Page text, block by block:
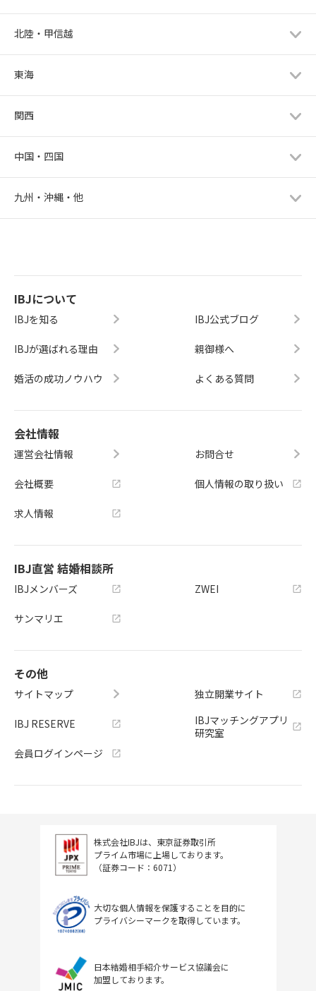
北陸・甲信越
東海
関西
中国・四国
九州・沖縄・他
IBJについて
IBJを知る
IBJが選ばれる理由
婚活の成功ノウハウ
IBJ公式ブログ
親御様へ
よくある質問
会社情報
運営会社情報
会社概要
求人情報
お問合せ
個人情報の取り扱い
IBJ直営 結婚相談所
IBJメンバーズ
サンマリエ
ZWEI
その他
サイトマップ
IBJ RESERVE
会員ログインページ
独立開業サイト
IBJマッチングアプリ
研究室
株式会社IBJは、東京証券取引所
プライム市場に上場しております。
（証券コード：6071）
大切な個人情報を保護することを目的に
プライバシーマークを取得しています。
日本結婚相手紹介サービス協議会に
加盟しております。